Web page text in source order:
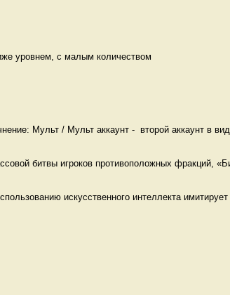
уровнем, с малым количеством
Мульт / Мульт аккаунт -  второй аккаунт в
битвы игроков противоположных фракций,
искусственного интеллекта имитирует